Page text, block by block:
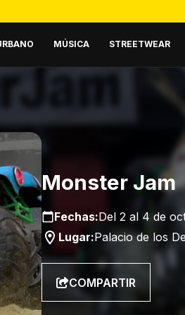
MÚSICA STREETWEAR
Monster Jam
Fechas:Del 2 al 4 de
Lugar:Palacio de los
COMPARTIR